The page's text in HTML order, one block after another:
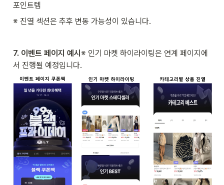
포인트템
※ 진열 섹션은 추후 변동 가능성이 있습니다.
7. 이벤트 페이지 예시 ※ 인기 마켓 하이라이팅은 연계 페이지에
서 진행될 예정입니다.